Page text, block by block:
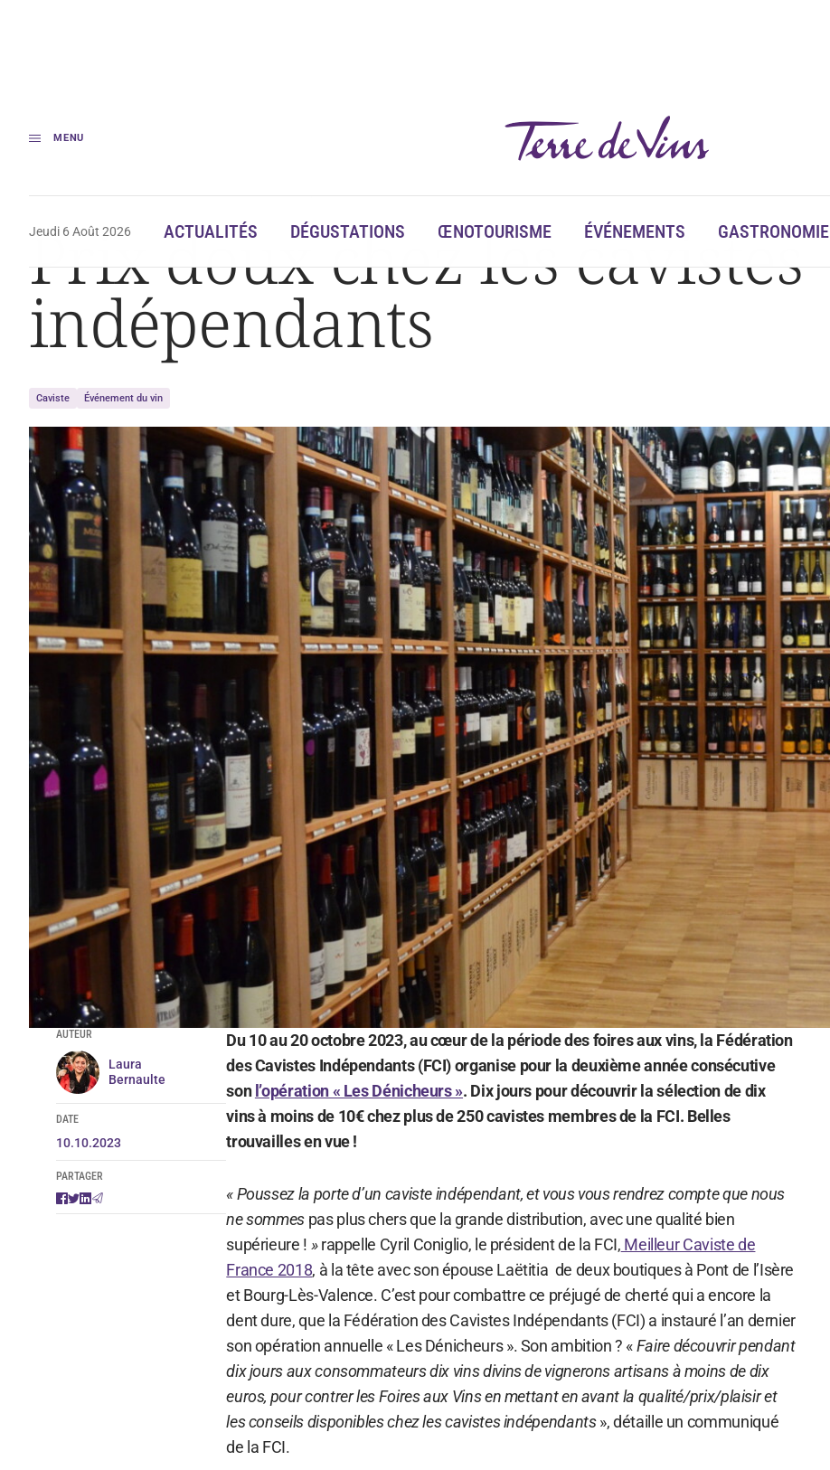
MENU
Jeudi 6 Août 2026 ACTUALITÉS DÉGUSTATIONS ŒNOTOURISME ÉVÉNEMENTS GASTRONOMIE
Accueil Actualités Prix doux chez les cavistes indépendants
Prix doux chez les cavistes
indépendants
Caviste Événement du vin
AUTEUR
Laura
Bernaulte
DATE
10.10.2023
PARTAGER
Du 10 au 20 octobre 2023, au cœur de la période des foires aux vins, la Fédération
des Cavistes Indépendants (FCI) organise pour la deuxième année consécutive
sonl’opération « Les Dénicheurs ». Dix jours pour découvrir la sélection de dix
vins à moins de 10€ chez plus de 250 cavistes membres de la FCI. Belles
trouvailles en vue !
« Poussez la porte d’un caviste indépendant, et vous vous rendrez compte que nous
ne sommes pas plus chers que la grande distribution, avec une qualité bien
supérieure ! »rappelle Cyril Coniglio, le président de la FCI, Meilleur Caviste de
France 2018, à la tête avec son épouse Laëtitia de deux boutiques à Pont de l’Isère
et Bourg-Lès-Valence. C’est pour combattre ce préjugé de cherté qui a encore la
dent dure, que la Fédération des Cavistes Indépendants (FCI) a instauré l’an dernier
son opération annuelle « Les Dénicheurs ». Son ambition ? «Faire découvrir pendant
dix jours aux consommateurs dix vins divins de vignerons artisans à moins de dix
euros, pour contrer les Foires aux Vins en mettant en avant la qualité/prix/plaisir et
les conseils disponibles chez les cavistes indépendants», détaille un communiqué
de la FCI.